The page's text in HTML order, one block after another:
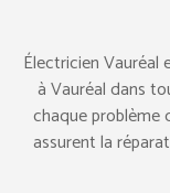
Électricien Vauréal
à Vauréal dans
chaque problème
assurent la